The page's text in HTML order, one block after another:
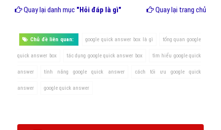
Quay lại danh mục "Hỏi đáp là gì" Quay lại trang chủ
Chủ đề liên quan: google quick answer box là gì tổng quan google
quick answer box tác dụng google quick answer box tìm hiểu google quick
answer tính năng google quick answer cách tối ưu google quick
answer google quick answer